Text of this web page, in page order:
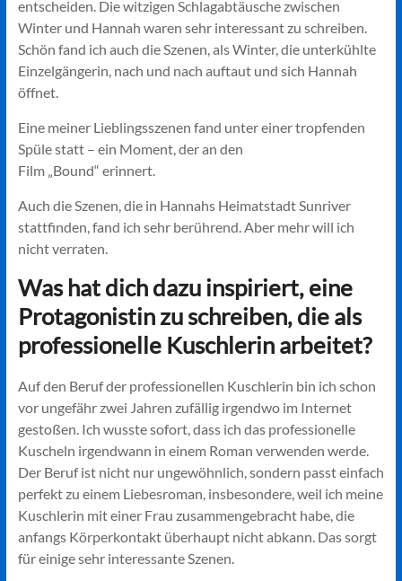
entscheiden. Die witzigen Schlagabtäusche zwischen
Winter und Hannah waren sehr interessant zu schreiben.
Schön fand ich auch die Szenen, als Winter, die unterkühlte
Einzelgängerin, nach und nach auftaut und sich Hannah
öffnet.
Eine meiner Lieblingsszenen fand unter einer tropfenden
Spüle statt – ein Moment, der an den
Film „Bound“ erinnert.
Auch die Szenen, die in Hannahs Heimatstadt Sunriver
stattfinden, fand ich sehr berührend. Aber mehr will ich
nicht verraten.
Was hat dich dazu inspiriert, eine
Protagonistin zu schreiben, die als
professionelle Kuschlerin arbeitet?
Auf den Beruf der professionellen Kuschlerin bin ich schon
vor ungefähr zwei Jahren zufällig irgendwo im Internet
gestoßen. Ich wusste sofort, dass ich das professionelle
Kuscheln irgendwann in einem Roman verwenden werde.
Der Beruf ist nicht nur ungewöhnlich, sondern passt einfach
perfekt zu einem Liebesroman, insbesondere, weil ich meine
Kuschlerin mit einer Frau zusammengebracht habe, die
anfangs Körperkontakt überhaupt nicht abkann. Das sorgt
für einige sehr interessante Szenen.